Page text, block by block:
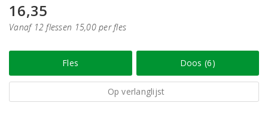
16,35
Vanaf 12 flessen 15,00 per fles
Fles Doos (6)
Op verlanglijst